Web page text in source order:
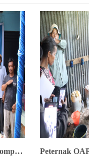
Pelatihan Pembuatan Pupuk Kompos Peternak OAP